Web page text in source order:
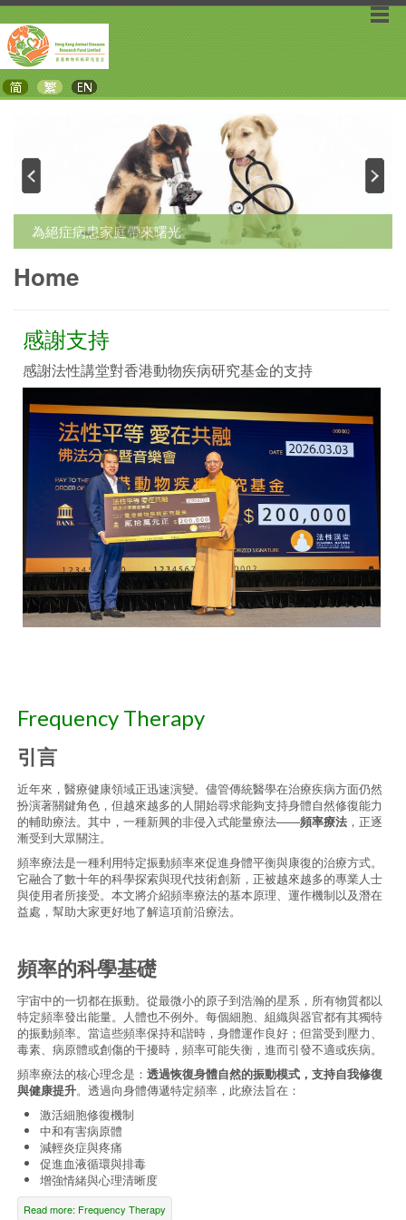
為絕症病患家庭帶來曙光
Home
感謝支持
感謝法性講堂對香港動物疾病研究基金的支持
Frequency Therapy
引言
近年來，醫療健康領域正迅速演變。儘管傳統醫學在治療疾病方面仍然
扮演著關鍵角色，但越來越多的人開始尋求能夠支持身體自然修復能力
的輔助療法。其中，一種新興的非侵入式能量療法——頻率療法 ，正逐
漸受到大眾關注。
頻率療法是一種利用特定振動頻率來促進身體平衡與康復的治療方式。
它融合了數十年的科學探索與現代技術創新，正被越來越多的專業人士
與使用者所接受。本文將介紹頻率療法的基本原理、運作機制以及潛在
益處，幫助大家更好地了解這項前沿療法。
頻率的科學基礎
宇宙中的一切都在振動。從最微小的原子到浩瀚的星系，所有物質都以
特定頻率發出能量。人體也不例外。每個細胞、組織與器官都有其獨特
的振動頻率。當這些頻率保持和諧時，身體運作良好；但當受到壓力、
毒素、病原體或創傷的干擾時，頻率可能失衡，進而引發不適或疾病。
頻率療法的核心理念是：透過恢復身體自然的振動模式，支持自我修復
與健康提升。透過向身體傳遞特定頻率，此療法旨在：
激活細胞修復機制
中和有害病原體
減輕炎症與疼痛
促進血液循環與排毒
增強情緒與心理清晰度
Read more: Frequency Therapy